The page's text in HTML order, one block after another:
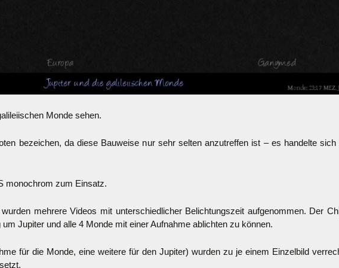
Monde sehen.
bezeichen, da diese Bauweise nur sehr selten anzutreffen ist – es handelte sich
monochrom zum Einsatz.
mehrere Videos mit unterschiedlicher Belichtungszeit aufgenommen. Der
Jupiter und alle 4 Monde mit einer Aufnahme ablichten zu können.
für die Monde, eine weitere für den Jupiter) wurden zu je einem Einzelbild